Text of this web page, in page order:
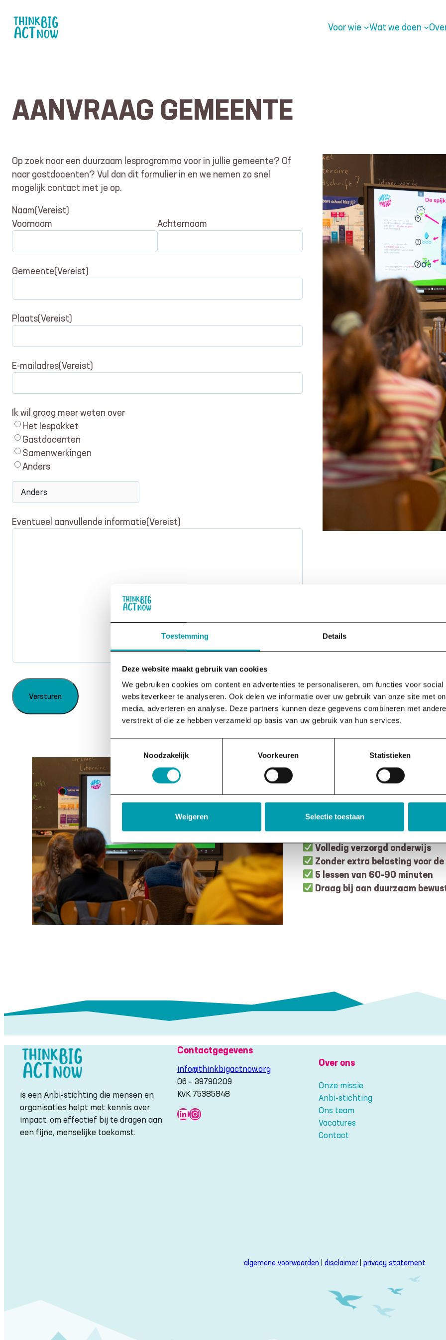
Toestemming Details
Deze website maakt gebruik van cookies
We gebruiken cookies om content en advertenties te personaliseren, om functies voor
websiteverkeer te analyseren. Ook delen we informatie over uw gebruik van onze site met
media, adverteren en analyse. Deze partners kunnen deze gegevens combineren met
verstrekt of die ze hebben verzameld op basis van uw gebruik van hun services.
Noodzakelijk
Voorkeuren Statistieken
Weigeren Selectie toestaan
Voor wie Wat we doen
AANVRAAG GEMEENTE
Op zoek naar een duurzaam lesprogramma voor in jullie gemeente? Of
naar gastdocenten? Vul dan dit formulier in en we nemen zo snel
mogelijk contact met je op.
Naam(Vereist)
Voornaam
Achternaam
Gemeente(Vereist)
Plaats(Vereist)
E-mailadres(Vereist)
Ik wil graag meer weten over
Het lespakket
Gastdocenten
Samenwerkingen
Anders
Eventueel aanvullende informatie(Vereist)
Versturen
BEGIN DIT
Volledig verzorgd onderwijs
Zonder extra belasting voor
5 lessen van 60-90 minuten
Draag bij aan duurzaam
is een Anbi-stichting die mensen en
organisaties helpt met kennis over
impact, om effectief bij te dragen aan
een fijne, menselijke toekomst.
Contactgegevens
info@thinkbigactnow.org
06 – 39790209
KvK 75385848
LinkedIn
Instagram
Over ons
Onze missie
Anbi-stichting
Ons team
Vacatures
Contact
algemene voorwaarden disclaimer| privacy statement